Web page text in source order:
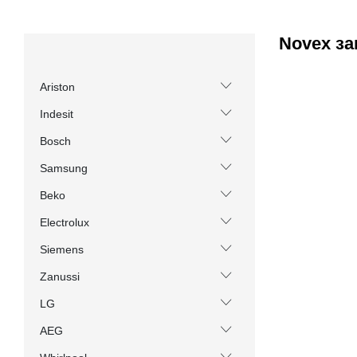
Ariston
Indesit
Bosch
Samsung
Beko
Electrolux
Siemens
Zanussi
LG
AEG
Novex